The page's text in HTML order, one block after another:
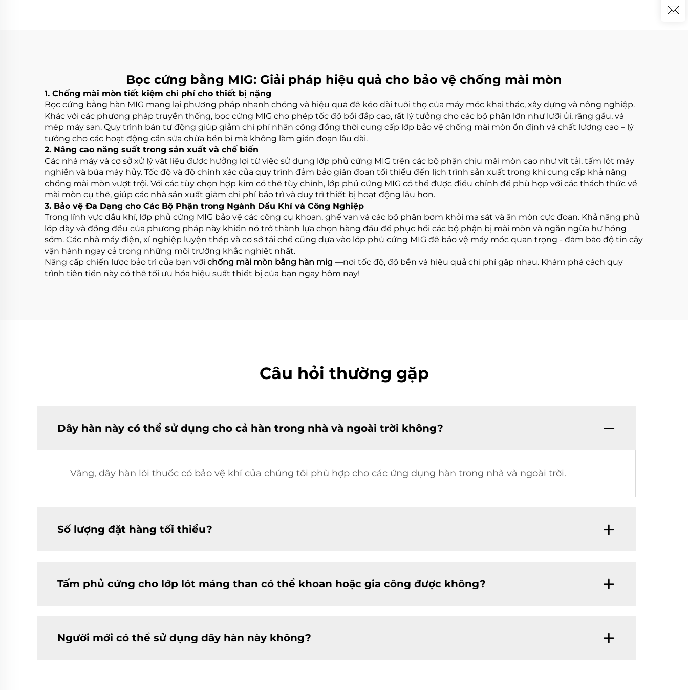
Bọc cứng bằng MIG: Giải pháp hiệu quả cho bảo vệ chống mài mòn
1. Chống mài mòn tiết kiệm chi phí cho thiết bị nặng
Bọc cứng bằng hàn MIG mang lại phương pháp nhanh chóng và hiệu quả để kéo dài tuổi thọ của máy móc khai thác, xây dựng và nông nghiệp.
Khác với các phương pháp truyền thống, bọc cứng MIG cho phép tốc độ bồi đắp cao, rất lý tưởng cho các bộ phận lớn như lưỡi ủi, răng gầu, và
mép máy san. Quy trình bán tự động giúp giảm chi phí nhân công đồng thời cung cấp lớp bảo vệ chống mài mòn ổn định và chất lượng cao – lý
tưởng cho các hoạt động cần sửa chữa bền bỉ mà không làm gián đoạn lâu dài.
2. Nâng cao năng suất trong sản xuất và chế biến
Các nhà máy và cơ sở xử lý vật liệu được hưởng lợi từ việc sử dụng lớp phủ cứng MIG trên các bộ phận chịu mài mòn cao như vít tải, tấm lót máy
nghiền và búa máy hủy. Tốc độ và độ chính xác của quy trình đảm bảo gián đoạn tối thiểu đến lịch trình sản xuất trong khi cung cấp khả năng
chống mài mòn vượt trội. Với các tùy chọn hợp kim có thể tùy chỉnh, lớp phủ cứng MIG có thể được điều chỉnh để phù hợp với các thách thức về
mài mòn cụ thể, giúp các nhà sản xuất giảm chi phí bảo trì và duy trì thiết bị hoạt động lâu hơn.
3. Bảo vệ Đa Dạng cho Các Bộ Phận trong Ngành Dầu Khí và Công Nghiệp
Trong lĩnh vực dầu khí, lớp phủ cứng MIG bảo vệ các công cụ khoan, ghế van và các bộ phận bơm khỏi ma sát và ăn mòn cực đoan. Khả năng phủ
lớp dày và đồng đều của phương pháp này khiến nó trở thành lựa chọn hàng đầu để phục hồi các bộ phận bị mài mòn và ngăn ngừa hư hỏng
sớm. Các nhà máy điện, xí nghiệp luyện thép và cơ sở tái chế cũng dựa vào lớp phủ cứng MIG để bảo vệ máy móc quan trọng - đảm bảo độ tin cậy
vận hành ngay cả trong những môi trường khắc nghiệt nhất.
Nâng cấp chiến lược bảo trì của bạn với chống mài mòn bằng hàn mig —nơi tốc độ, độ bền và hiệu quả chi phí gặp nhau. Khám phá cách quy
trình tiên tiến này có thể tối ưu hóa hiệu suất thiết bị của bạn ngay hôm nay!
Câu hỏi thường gặp
Dây hàn này có thể sử dụng cho cả hàn trong nhà và ngoài trời không?
Vâng, dây hàn lõi thuốc có bảo vệ khí của chúng tôi phù hợp cho các ứng dụng hàn trong nhà và ngoài trời.
Số lượng đặt hàng tối thiểu?
Tấm phủ cứng cho lớp lót máng than có thể khoan hoặc gia công được không?
Người mới có thể sử dụng dây hàn này không?